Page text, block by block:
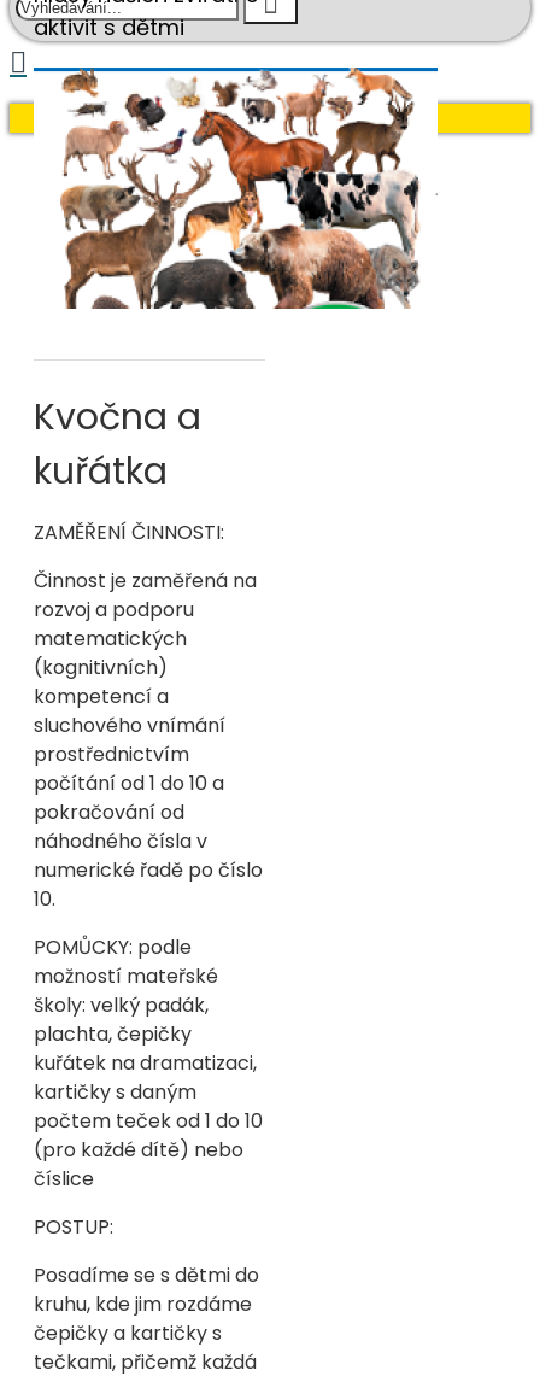
Váš nákupní košík je prázdný!
aktivit s dětmi
Kvočna a
kuřátka
ZAMĚŘENÍ ČINNOSTI:
Činnost je zaměřená na
rozvoj a podporu
matematických
(kognitivních)
kompetencí a
sluchového vnímání
prostřednictvím
počítání od 1 do 10 a
pokračování od
náhodného čísla v
numerické řadě po číslo
10.
POMŮCKY: podle
možností mateřské
školy: velký padák,
plachta, čepičky
kuřátek na dramatizaci,
kartičky s daným
počtem teček od 1 do 10
(pro každé dítě) nebo
číslice
POSTUP:
Posadíme se s dětmi do
kruhu, kde jim rozdáme
čepičky a kartičky s
tečkami, přičemž každá